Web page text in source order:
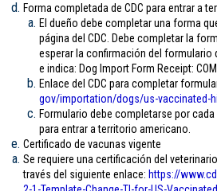
Forma completada de CDC para entrar a
El dueño debe completar una forma
página del CDC. Debe completar la
esperar la confirmación del formulario
e indica: Dog Import Form Receipt:
Enlace del CDC para completar
gov/importation/dogs/us-vaccinated-
Formulario debe completarse por
para entrar a territorio americano.
Certificado de vacunas vigente
Se requiere una certificación del
través del siguiente enlace: https://